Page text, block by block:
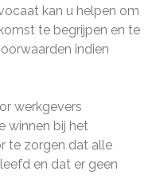
kan u helpen om
te begrijpen en te
indien
werkgevers
winnen bij het
te zorgen dat alle
en dat er geen